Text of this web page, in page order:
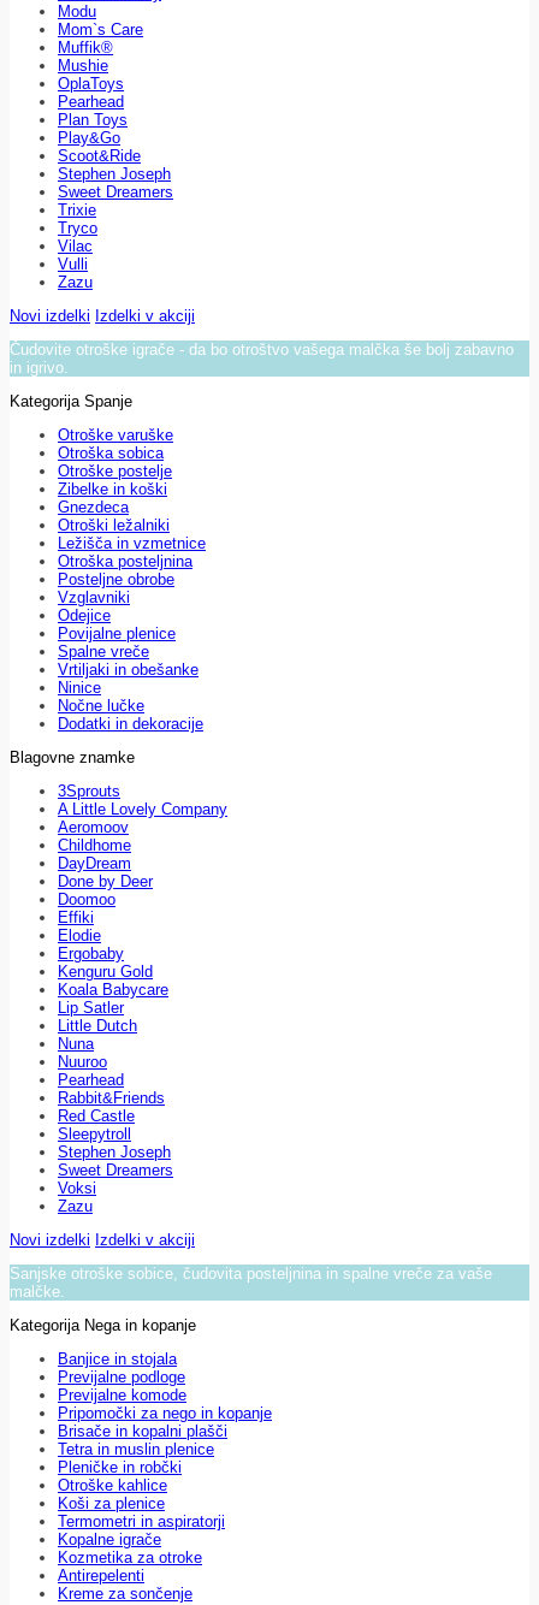
Modu
Mom`s Care
Muffik®
Mushie
OplaToys
Pearhead
Plan Toys
Play&Go
Scoot&Ride
Stephen Joseph
Sweet Dreamers
Trixie
Tryco
Vilac
Vulli
Zazu
Novi izdelki Izdelki v akciji
Čudovite otroške igrače - da bo otroštvo vašega malčka še bolj zabavno
in igrivo.
Kategorija Spanje
Otroške varuške
Otroška sobica
Otroške postelje
Zibelke in koški
Gnezdeca
Otroški ležalniki
Ležišča in vzmetnice
Otroška posteljnina
Posteljne obrobe
Vzglavniki
Odejice
Povijalne plenice
Spalne vreče
Vrtiljaki in obešanke
Ninice
Nočne lučke
Dodatki in dekoracije
Blagovne znamke
3Sprouts
A Little Lovely Company
Aeromoov
Childhome
DayDream
Done by Deer
Doomoo
Effiki
Elodie
Ergobaby
Kenguru Gold
Koala Babycare
Lip Satler
Little Dutch
Nuna
Nuuroo
Pearhead
Rabbit&Friends
Red Castle
Sleepytroll
Stephen Joseph
Sweet Dreamers
Voksi
Zazu
Novi izdelki Izdelki v akciji
Sanjske otroške sobice, čudovita posteljnina in spalne vreče za vaše
malčke.
Kategorija Nega in kopanje
Banjice in stojala
Previjalne podloge
Previjalne komode
Pripomočki za nego in kopanje
Brisače in kopalni plašči
Tetra in muslin plenice
Pleničke in robčki
Otroške kahlice
Koši za plenice
Termometri in aspiratorji
Kopalne igrače
Kozmetika za otroke
Antirepelenti
Kreme za sončenje